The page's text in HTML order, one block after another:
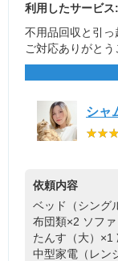
利用したサービ
不用品回収と引
ご対応ありがとう
シャ
依頼内容
ベッド（シング
布団類×2 ソフ
たんす（大）×1
中型家電（レン